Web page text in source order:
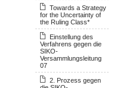
Towards a Strategy
for the Uncertainty of
the Ruling Class*
Einstellung des
Verfahrens gegen die
SIKO-
Versammlungsleitung
07
2. Prozess gegen